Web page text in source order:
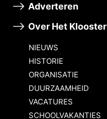
Adverteren
Over Het Klooster
NIEUWS
HISTORIE
ORGANISATIE
DUURZAAMHEID
VACATURES
SCHOOLVAKANTIES